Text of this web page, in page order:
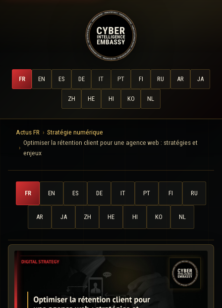
FR EN ES DE IT PT FI RU AR JA
ZH HE HI KO NL
Actus FR
Stratégie numérique
Optimiser la rétention client pour une agence web : stratégies et
enjeux
FR EN ES DE IT PT FI RU
AR JA ZH HE HI KO NL